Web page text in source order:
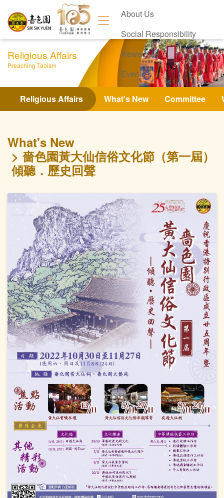
About Us
Social Responsibility
News
Events
Contact Us
Religious Affairs
Preaching Taoism
Religious Affairs What's New Committee
What's New
嗇色園黃大仙信俗文化節（第一屆）
傾聽．歷史回聲